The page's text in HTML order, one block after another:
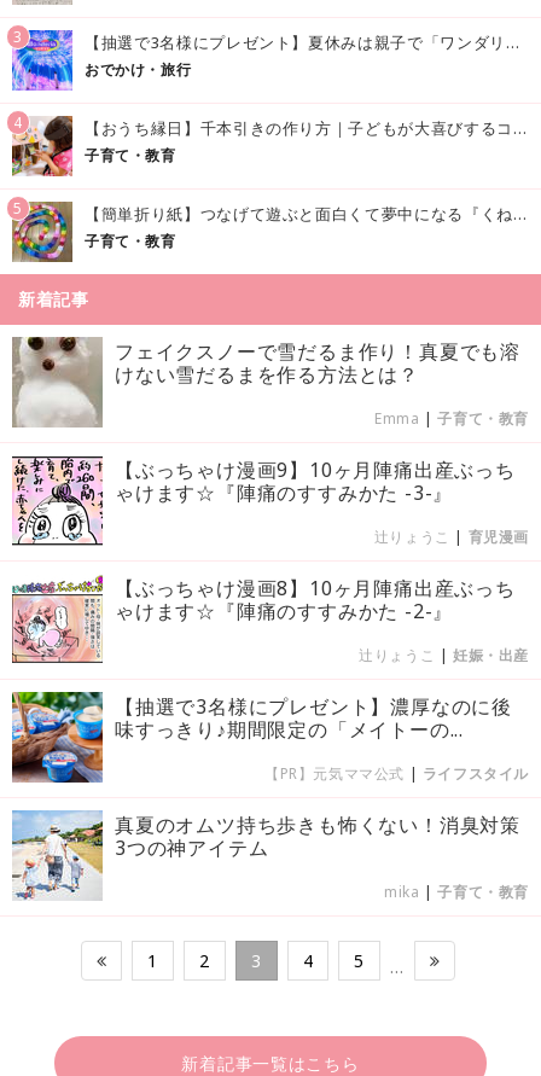
3 【抽選で3名様にプレゼント】夏休みは親子で「ワンダリア横浜」へ！涼しく学んで遊べる話題の没入型施設をご紹介
おでかけ・旅行
4 【おうち縁日】千本引きの作り方｜子どもが大喜びするコツやアイデア♪
子育て・教育
5 【簡単折り紙】つなげて遊ぶと面白くて夢中になる『くねくねへびさんの作り方』
子育て・教育
新着記事
フェイクスノーで雪だるま作り！真夏でも溶
けない雪だるまを作る方法とは？
Emma |子育て・教育
【ぶっちゃけ漫画9】10ヶ月陣痛出産ぶっち
ゃけます☆『陣痛のすすみかた -3-』
辻りょうこ | 育児漫画
【ぶっちゃけ漫画8】10ヶ月陣痛出産ぶっち
ゃけます☆『陣痛のすすみかた -2-』
辻りょうこ | 妊娠・出産
【抽選で3名様にプレゼント】濃厚なのに後
味すっきり♪期間限定の「メイトーの...
【PR】元気ママ公式 | ライフスタイル
真夏のオムツ持ち歩きも怖くない！消臭対策
3つの神アイテム
mika |子育て・教育
1 2 3 4 5 …
新着記事一覧はこちら